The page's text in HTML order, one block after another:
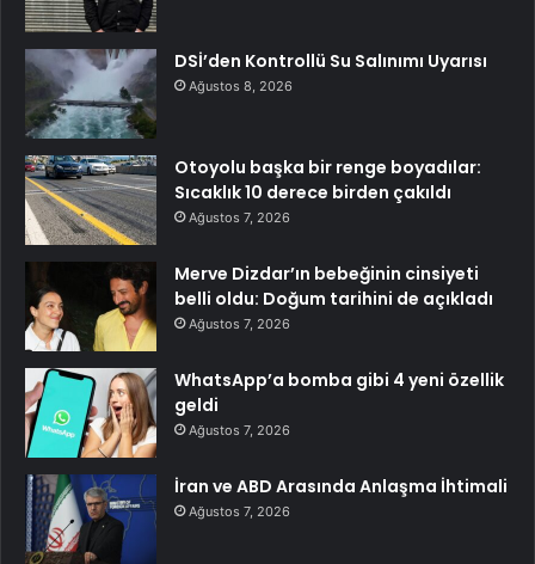
DSİ’den Kontrollü Su Salınımı Uyarısı
Ağustos 8, 2026
Otoyolu başka bir renge boyadılar:
Sıcaklık 10 derece birden çakıldı
Ağustos 7, 2026
Merve Dizdar’ın bebeğinin cinsiyeti
belli oldu: Doğum tarihini de açıkladı
Ağustos 7, 2026
WhatsApp’a bomba gibi 4 yeni özellik
geldi
Ağustos 7, 2026
İran ve ABD Arasında Anlaşma İhtimali
Ağustos 7, 2026